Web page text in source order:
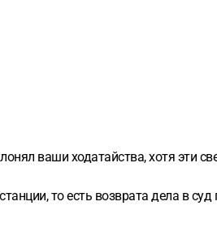
ваши ходатайства, хотя эти
то есть возврата дела в суд